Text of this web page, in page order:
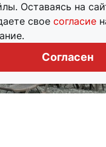
Оставаясь на
свое согласие
Согласен